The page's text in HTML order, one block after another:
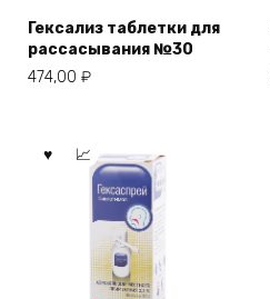
Гексализ таблетки для
рассасывания №30
474,00 ₽